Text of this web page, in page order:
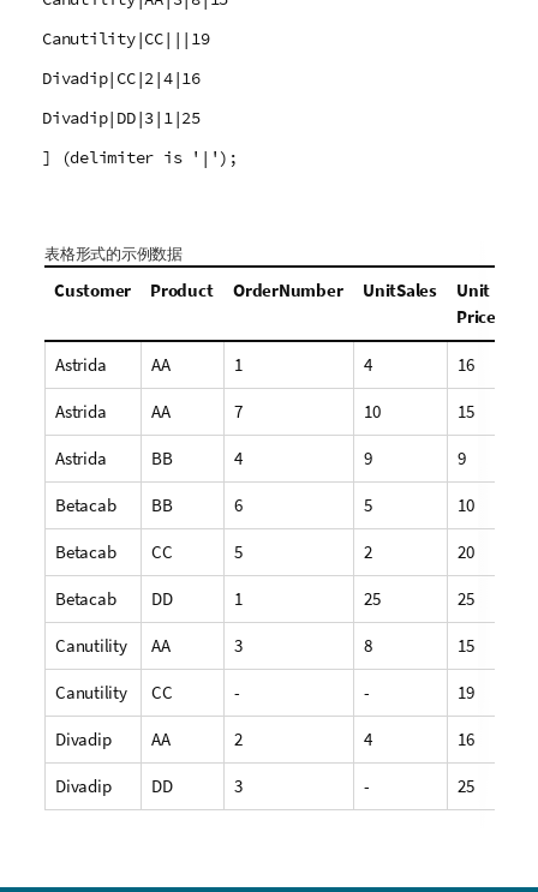
Canutility|CC|||19
Divadip|CC|2|4|16
Divadip|DD|3|1|25
] (delimiter is '|');
表格形式的示例数据
Customer Product OrderNumber UnitSales
Unit
Price
Astrida AA 1 4 16
Astrida AA 7 10 15
Astrida BB 4 9 9
Betacab BB 6 5 10
Betacab CC 5 2 20
Betacab DD 1 25 25
Canutility AA 3 8 15
Canutility CC - - 19
Divadip AA 2 4 16
Divadip DD 3 - 25